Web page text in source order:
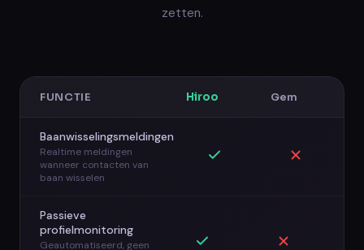
zetten.
FUNCTIE Hiroo Gem
Baanwisselingsmeldingen
Realtime meldingen
wanneer contacten van
baan wisselen
Passieve
profielmonitoring
Geautomatiseerd, geen